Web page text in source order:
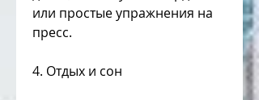
или простые упражнения на
пресс.
4. Отдых и сон